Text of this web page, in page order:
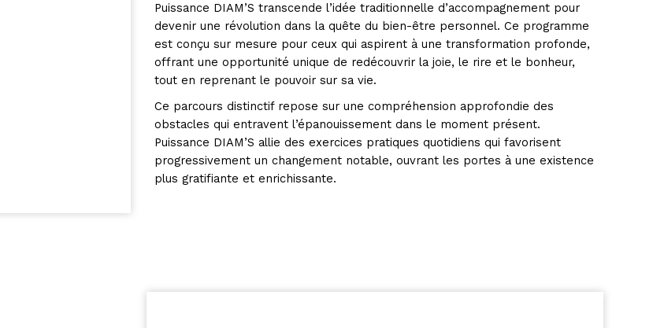
Puissance DIAM’S transcende l’idée traditionnelle d’accompagnement pour
devenir une révolution dans la quête du bien-être personnel. Ce programme
est conçu sur mesure pour ceux qui aspirent à une transformation profonde,
offrant une opportunité unique de redécouvrir la joie, le rire et le bonheur,
tout en reprenant le pouvoir sur sa vie.
Ce parcours distinctif repose sur une compréhension approfondie des
obstacles qui entravent l’épanouissement dans le moment présent.
Puissance DIAM’S allie des exercices pratiques quotidiens qui favorisent
progressivement un changement notable, ouvrant les portes à une existence
plus gratifiante et enrichissante.